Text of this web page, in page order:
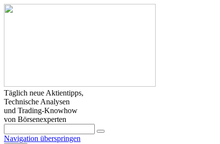
Täglich neue Aktientipps,
Technische Analysen
und Trading-Knowhow
von Börsenexperten
Navigation überspringen